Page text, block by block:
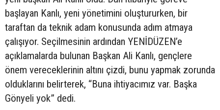
başlayan Kanlı, yeni yönetimini oluştururken, bir
taraftan da teknik adam konusunda adım atmaya
çalışıyor. Seçilmesinin ardından YENİDÜZEN’e
açıklamalarda bulunan Başkan Ali Kanlı, gençlere
önem vereceklerinin altını çizdi, bunu yapmak zorunda
olduklarını belirterek, “Buna ihtiyacımız var. Başka
Gönyeli yok” dedi.